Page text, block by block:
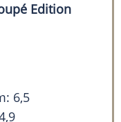
Edition
6,5